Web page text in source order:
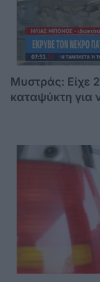
Μυστράς: Είχε
καταψύκτη για